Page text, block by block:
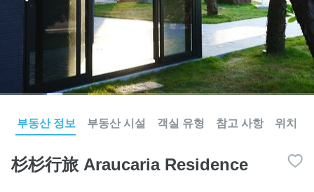
부동산 정보 부동산 시설 객실 유형 참고 사항 위치
杉杉行旅 Araucaria Residence